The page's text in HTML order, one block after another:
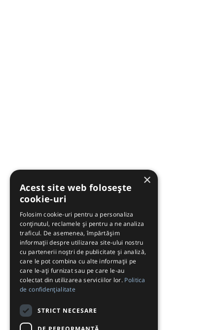
×
Acest site web folosește
cookie-uri
Folosim cookie-uri pentru a personaliza
conținutul, reclamele și pentru a ne analiza
traficul. De asemenea, împărtășim
informații despre utilizarea site-ului nostru
cu partenerii noștri de publicitate și analiză,
care le pot combina cu alte informații pe
care le-ați furnizat sau pe care le-au
colectat din utilizarea serviciilor lor. Politica
de confidențialitate
STRICT NECESARE